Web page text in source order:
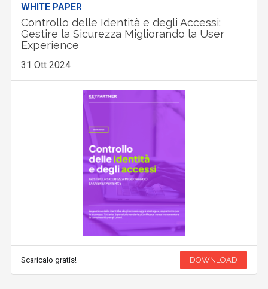
WHITE PAPER
Controllo delle Identità e degli Accessi:
Gestire la Sicurezza Migliorando la User
Experience
31 Ott 2024
Scaricalo gratis! DOWNLOAD